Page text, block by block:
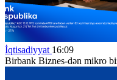
İqtisadiyyat 16:09
Birbank Biznes-dən mikro